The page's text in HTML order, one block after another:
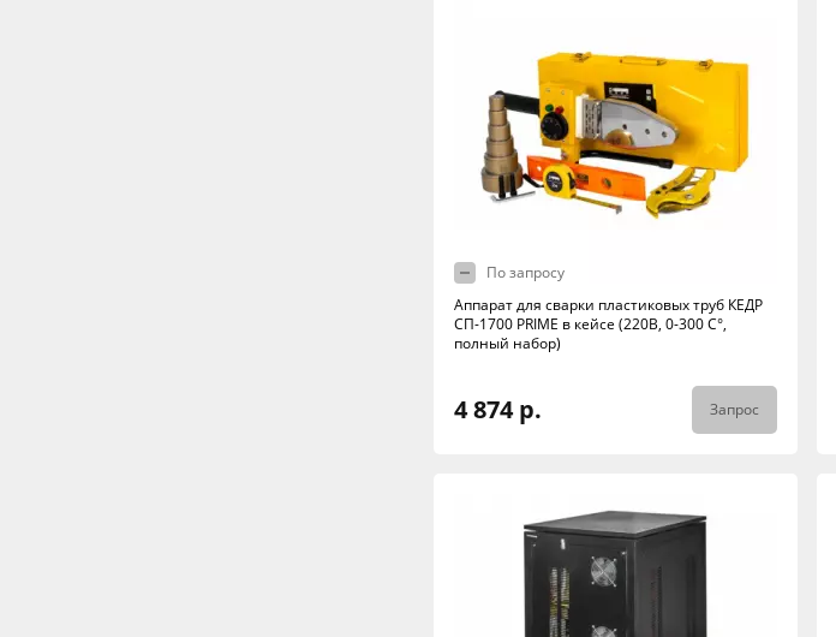
По запросу
Аппарат для сварки пластиковых труб КЕДР
СП-1700 PRIME в кейсе (220В, 0-300 C°,
полный набор)
4 874 р. Запрос